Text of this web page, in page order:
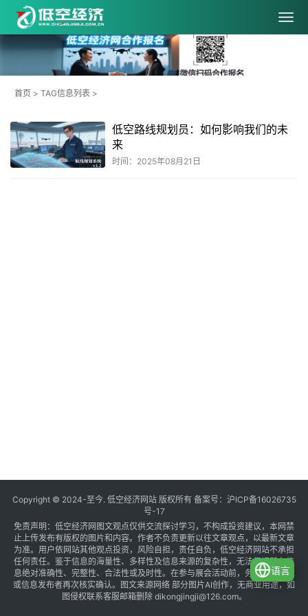
首页 > TAG信息列表 >
低空路线规划员：如何影响我们的未
来
时间：2025年08月21日
Copyright © 2024-至今. 低空经济网站 版权所有 备案号： 沪ICP备16026735
号-17
免责声明：低空经济网图文观点仅供交流探讨学习，不构成投资建议，本网禁
止上传发布有版权的图片和内容。作者不负责更新以往文章观点，以最新文章
为准。用户依网站其他观点投资，风险自担，责任自负，低空经济网站不承担
任何责任。鉴于信息的海量性、多样性及信息来源的复杂性，无法保证所有信
息绝对准确性、完整性、合法性或及时性。在参与展会活动前，务必与组织方
或信息发布者再次核实确认。图文来源网络 部分图片AI创作，无商业用途，如
图侵权联系客服邮箱删除 dikongjingji@126.com。
语言